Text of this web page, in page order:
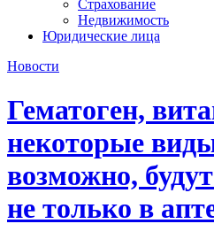
Страхование
Недвижимость
Юридические лица
Новости
Гематоген,
некоторые
возможно,
не только в